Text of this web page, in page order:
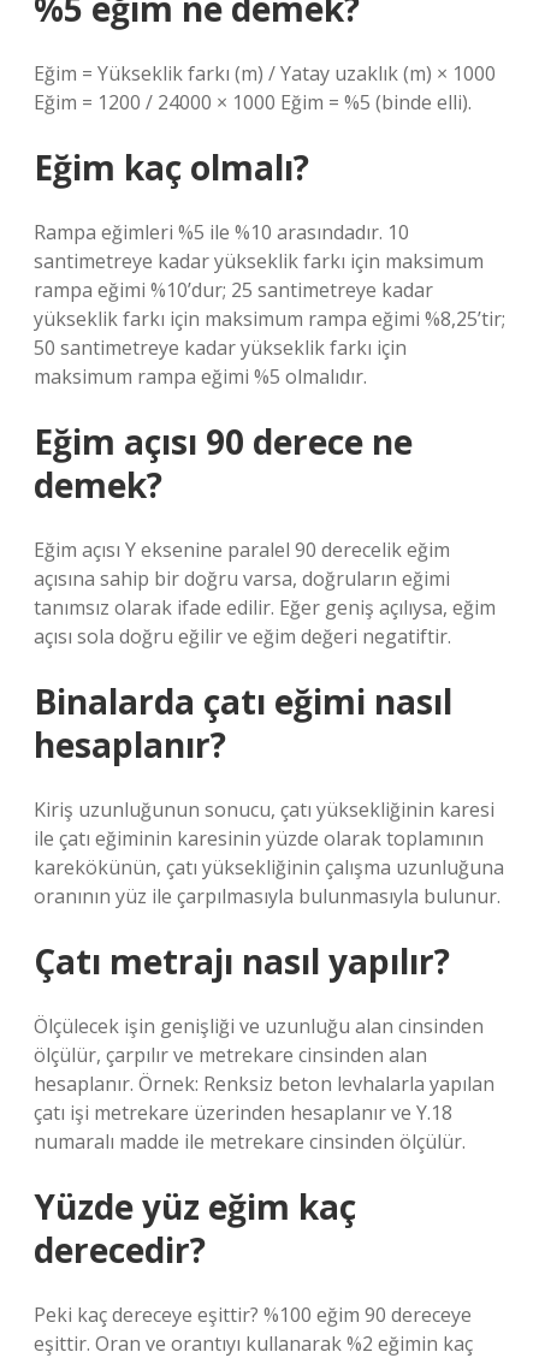
Eğim = Yükseklik farkı (m) / Yatay uzaklık (m) × 1000
Eğim = 1200 / 24000 × 1000 Eğim = %5 (binde elli).
Eğim kaç olmalı?
Rampa eğimleri %5 ile %10 arasındadır. 10
santimetreye kadar yükseklik farkı için maksimum
rampa eğimi %10’dur; 25 santimetreye kadar
yükseklik farkı için maksimum rampa eğimi %8,25’tir;
50 santimetreye kadar yükseklik farkı için
maksimum rampa eğimi %5 olmalıdır.
Eğim açısı 90 derece ne
demek?
Eğim açısı Y eksenine paralel 90 derecelik eğim
açısına sahip bir doğru varsa, doğruların eğimi
tanımsız olarak ifade edilir. Eğer geniş açılıysa, eğim
açısı sola doğru eğilir ve eğim değeri negatiftir.
Binalarda çatı eğimi nasıl
hesaplanır?
Kiriş uzunluğunun sonucu, çatı yüksekliğinin karesi
ile çatı eğiminin karesinin yüzde olarak toplamının
karekökünün, çatı yüksekliğinin çalışma uzunluğuna
oranının yüz ile çarpılmasıyla bulunmasıyla bulunur.
Çatı metrajı nasıl yapılır?
Ölçülecek işin genişliği ve uzunluğu alan cinsinden
ölçülür, çarpılır ve metrekare cinsinden alan
hesaplanır. Örnek: Renksiz beton levhalarla yapılan
çatı işi metrekare üzerinden hesaplanır ve Y.18
numaralı madde ile metrekare cinsinden ölçülür.
Yüzde yüz eğim kaç
derecedir?
Peki kaç dereceye eşittir? %100 eğim 90 dereceye
eşittir. Oran ve orantıyı kullanarak %2 eğimin kaç